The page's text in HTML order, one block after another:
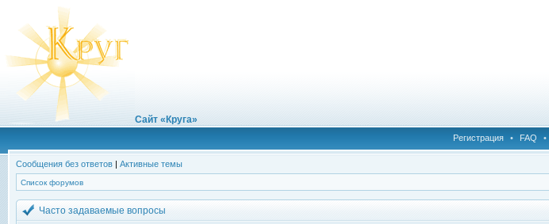
Сайт «Круга»
Регистрация • FAQ •
Сообщения без ответов | Активные темы
Список форумов
Часто задаваемые вопросы